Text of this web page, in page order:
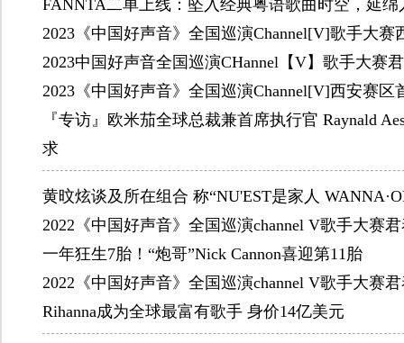
FANNTA二单上线：坠入经典粤语歌曲时空，延绵
2023《中国好声音》全国巡演Channel[V]歌手大赛
2023中国好声音全国巡演CHannel【V】歌手大赛
2023《中国好声音》全国巡演Channel[V]西安赛区
『专访』欧米茄全球总裁兼首席执行官 Raynald
求
黄旼炫谈及所在组合 称“NU'EST是家人
2022《中国好声音》全国巡演channel V歌手大赛
一年狂生7胎！“炮哥”Nick Cannon喜迎第11胎
2022《中国好声音》全国巡演channel V歌手大赛
Rihanna成为全球最富有歌手 身价14亿美元